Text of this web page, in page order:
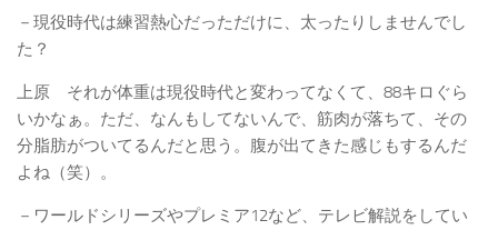
－現役時代は練習熱心だっただけに、太ったりしませんでし
た？
上原 それが体重は現役時代と変わってなくて、88キロぐら
いかなぁ。ただ、なんもしてないんで、筋肉が落ちて、その
分脂肪がついてるんだと思う。腹が出てきた感じもするんだ
よね（笑）。
－ワールドシリーズやプレミア12など、テレビ解説をしてい